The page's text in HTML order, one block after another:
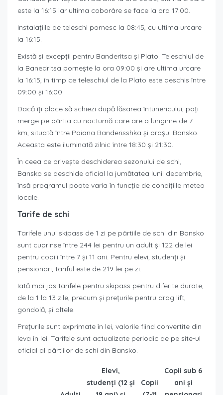
este la 16:15 iar ultima coborâre se face la ora 17:00.
Instalațiile de teleschi pornesc la 08:45, cu ultima urcare
la 16:15.
Există și excepții pentru Banderitsa și Plato. Teleschiul de
la Banedritsa pornește la ora 09:00 și are ultima urcare
la 16:15, în timp ce teleschiul de la Plato este deschis între
09:00 și 16:00.
Dacă îți place să schiezi după lăsarea întunericului, poți
merge pe pârtia cu nocturnă care are o lungime de 7
km, situată între Poiana Banderisshka și orașul Bansko.
Aceasta este iluminată zilnic între 18:30 și 21:30.
În ceea ce privește deschiderea sezonului de schi,
Bansko se deschide oficial la jumătatea lunii decembrie,
însă programul poate varia în funcție de condițiile meteo
locale.
Tarife de schi
Tarifele unui skipass de 1 zi pe pârtiile de schi din Bansko
sunt cuprinse între 244 lei pentru un adult și 122 de lei
pentru copiii între 7 și 11 ani. Pentru elevi, studenți și
pensionari, tariful este de 219 lei pe zi.
Iată mai jos tarifele pentru skipass pentru diferite durate,
de la 1 la 13 zile, precum și prețurile pentru drag lift,
gondolă, și altele.
Prețurile sunt exprimate în lei, valorile fiind convertite din
leva în lei. Tarifele sunt actualizate periodic de pe site-ul
oficial al pârtiilor de schi din Bansko.
Elevi,
studenți (12 și
Copii
Copii sub 6
ani și